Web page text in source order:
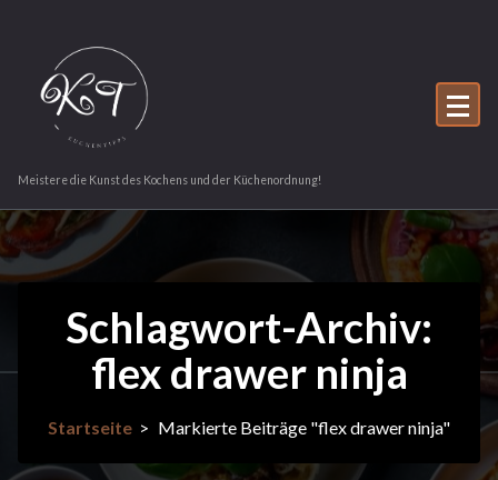
springen
Meistere die Kunst des Kochens und der Küchenordnung!
Schlagwort-Archiv:
flex drawer ninja
Startseite> Markierte Beiträge "flex drawer ninja"
8Nov.
2025